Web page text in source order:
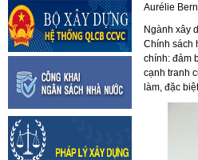
Aurélie
Ngành xây
Chính sách
chính: đảm
cạnh tranh
làm, đặc